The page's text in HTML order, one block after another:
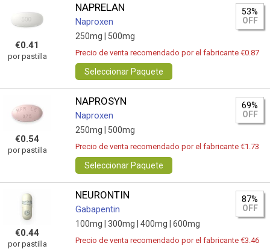
€0.41
por pastilla
NAPRELAN
Naproxen
250mg | 500mg
53%
OFF
Precio de venta recomendado por el fabricante €0.87
Seleccionar Paquete
€0.54
por pastilla
NAPROSYN
Naproxen
250mg | 500mg
69%
OFF
Precio de venta recomendado por el fabricante €1.73
Seleccionar Paquete
€0.44
por pastilla
NEURONTIN
Gabapentin
100mg | 300mg | 400mg | 600mg
87%
OFF
Precio de venta recomendado por el fabricante €3.46